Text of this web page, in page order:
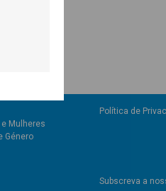
Mulheres
Género
Política de
Subscreva a